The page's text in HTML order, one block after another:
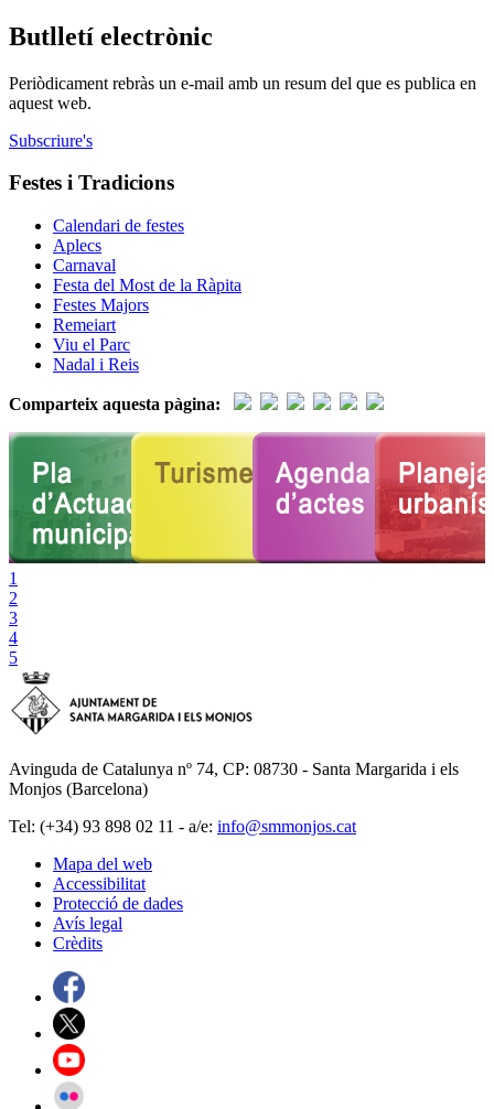
Butlletí electrònic
Periòdicament rebràs un e-mail amb un resum del que es publica en
aquest web.
Subscriure's
Festes i Tradicions
Calendari de festes
Aplecs
Carnaval
Festa del Most de la Ràpita
Festes Majors
Remeiart
Viu el Parc
Nadal i Reis
Comparteix aquesta pàgina:
1
2
3
4
5
Avinguda de Catalunya nº 74, CP: 08730 - Santa Margarida i els
Monjos (Barcelona)
Tel: (+34) 93 898 02 11 - a/e: info@smmonjos.cat
Mapa del web
Accessibilitat
Protecció de dades
Avís legal
Crèdits